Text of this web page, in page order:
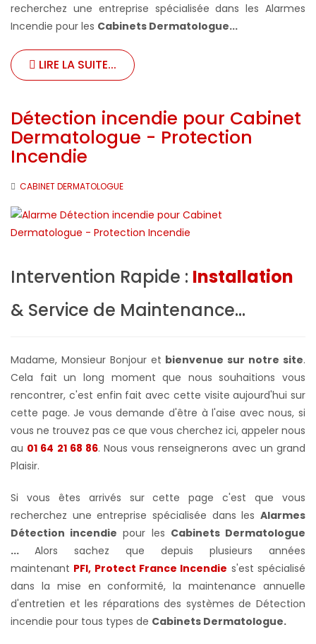
recherchez une entreprise spécialisée dans les Alarmes
Incendie pour les Cabinets Dermatologue...
LIRE LA SUITE...
Détection incendie pour Cabinet
Dermatologue - Protection
Incendie
CABINET DERMATOLOGUE
Intervention Rapide : Installation
& Service de Maintenance...
Madame, Monsieur Bonjour et bienvenue sur notre site.
Cela fait un long moment que nous souhaitions vous
rencontrer, c'est enfin fait avec cette visite aujourd'hui sur
cette page. Je vous demande d'être à l'aise avec nous, si
vous ne trouvez pas ce que vous cherchez ici, appeler nous
au 01 64 21 68 86. Nous vous renseignerons avec un grand
Plaisir.
Si vous êtes arrivés sur cette page c'est que vous
recherchez une entreprise spécialisée dans les Alarmes
Détection incendie pour les Cabinets Dermatologue
... Alors sachez que depuis plusieurs années
maintenant PFI, Protect France Incendie s'est spécialisé
dans la mise en conformité, la maintenance annuelle
d'entretien et les réparations des systèmes de Détection
incendie pour tous types de Cabinets Dermatologue.